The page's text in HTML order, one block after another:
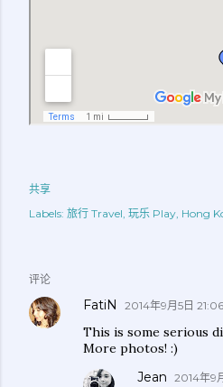
共享
Labels: 旅行 Travel 玩乐 Play Hong
评论
FatiN 2014年9月5日 21:06
This is some serious
More photos! :)
Jean 2014年9